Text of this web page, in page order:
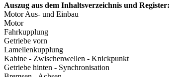
Auszug aus dem Inhaltsverzeichnis und Register:
Motor Aus- und Einbau
Motor
Fahrkupplung
Getriebe vorn
Lamellenkupplung
Kabine - Zwischenwellen - Knickpunkt
Getriebe hinten - Synchronisation